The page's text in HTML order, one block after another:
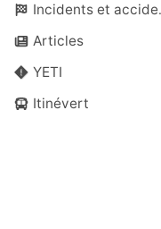
Incidents et accidents
Articles
YETI
Itinévert